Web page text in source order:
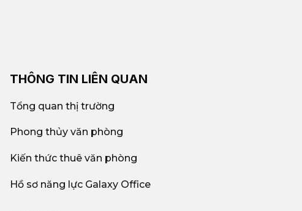
THÔNG TIN LIÊN QUAN
Tổng quan thị trường
Phong thủy văn phòng
Kiến thức thuê văn phòng
Hồ sơ năng lực Galaxy Office